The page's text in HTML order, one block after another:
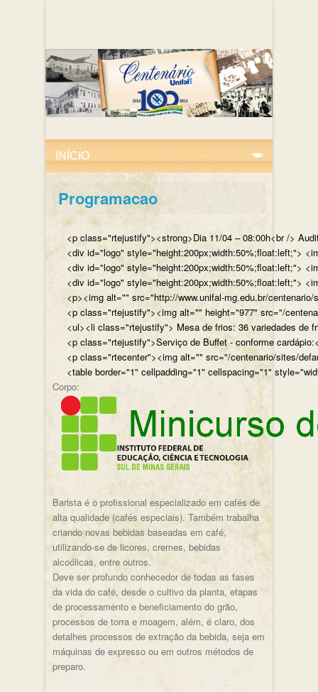
Programacao
<p class="rtejustify"><strong>Dia 11/04 – 08:00h<br />
<div id="logo" style="height:200px;width:50%;float:left;">
<div id="logo" style="height:200px;width:50%;float:left;">
<div id="logo" style="height:200px;width:50%;float:left;">
<p><img alt="" src="http://www.unifal-mg.edu.br/
<p class="rtejustify"><img alt="" height="977" src="/
<ul><li class="rtejustify"> Mesa de frios: 36 variedades de
<p class="rtejustify">Serviço de Buffet - conforme
<p class="rtecenter"><img alt="" src="/centenario/sites/
<table border="1" cellpadding="1" cellspacing="1"
Corpo:
Barista é o profissional especializado em cafés de
alta qualidade (cafés especiais). Também trabalha
criando novas bebidas baseadas em café,
utilizando-se de licores, cremes, bebidas
alcoólicas, entre outros.
Deve ser profundo conhecedor de todas as fases
da vida do café, desde o cultivo da planta, etapas
de processamento e beneficiamento do grão,
processos de torra e moagem, além, é claro, dos
detalhes processos de extração da bebida, seja em
máquinas de expresso ou em outros métodos de
preparo.